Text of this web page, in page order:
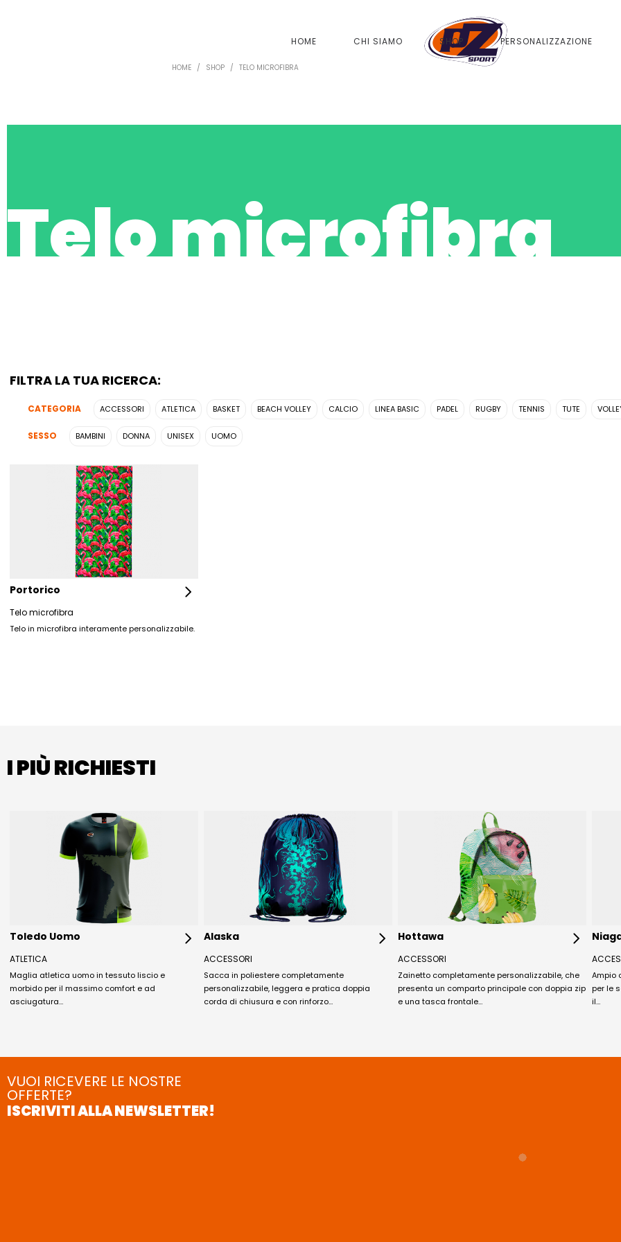
HOME CHI SIAMO SHOP PERSONALIZZAZIONE
HOME / SHOP / TELO MICROFIBRA
Telo microfibra
FILTRA LA TUA RICERCA:
CATEGORIA ACCESSORI ATLETICA BASKET BEACH VOLLEY CALCIO LINEA BASIC PADEL RUGBY TENNIS TUTE
SESSO BAMBINI DONNA UNISEX UOMO
Portorico
Telo microfibra
Telo in microfibra interamente personalizzabile.
I PIÙ RICHIESTI
Toledo Uomo
ATLETICA
Maglia atletica uomo in tessuto liscio e
morbido per il massimo comfort e ad
asciugatura…
Alaska
ACCESSORI
Sacca in poliestere completamente
personalizzabile, leggera e pratica doppia
corda di chiusura e con rinforzo…
Hottawa
ACCESSORI
Zainetto completamente personalizzabile, che
presenta un comparto principale con doppia zip
e una tasca frontale…
Ampio
per le
il…
VUOI RICEVERE LE NOSTRE
OFFERTE?
ISCRIVITI ALLA NEWSLETTER!